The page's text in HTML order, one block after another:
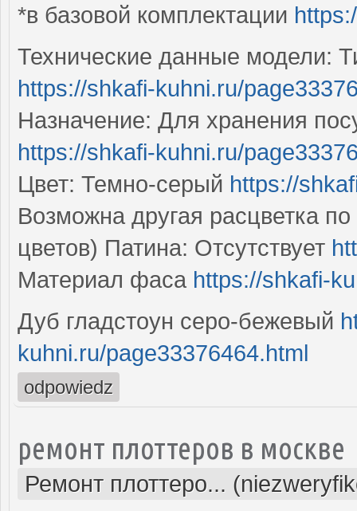
*в базовой комплектации
Технические данные модели:
https://shkafi-kuhni.ru/
Назначение: Для хранения
https://shkafi-kuhni.ru/
Цвет: Темно-серый https://
Возможна другая расцветка
цветов) Патина: Отсутствует
Материал фаса https://shkafi-
Дуб гладстоун серо-бежевый
kuhni.ru/page33376464.html
odpowiedz
ремонт плоттеров в москве
Ремонт плоттеро...